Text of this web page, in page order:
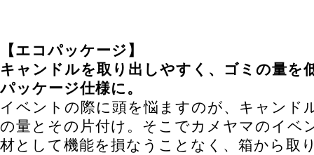
【エコパッケージ】
キャンドルを取り出しやすく、ゴミの量を
パッケージ仕様に。
イベントの際に頭を悩ますのが、キャンド
の量とその片付け。そこでカメヤマのイベ
材として機能を損なうことなく、箱から取